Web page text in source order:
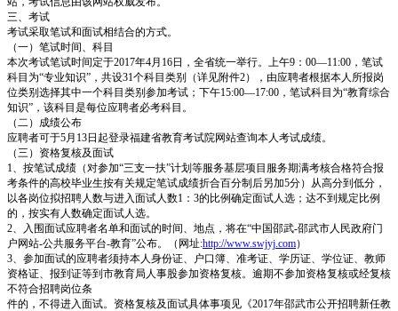
三、考试
考试采取笔试和面试相结合的方式。
（一）笔试时间、科目
本次考试笔试时间定于2017年4月16日，全省统一举行。上午9：00—11:00，笔试
科目为“专业知识”，共设31个科目类别（详见附件2），由应聘者根据本人所报岗
位类别选择其中一个科目类别参加考试；下午15:00—17:00，笔试科目为“教育综合
知识”，该科目是每位应聘者必考科目。
（二）成绩公布
应聘者可于5月13日起登录福建省教育考试院网站查询本人考试成绩。
（三）资格复核及面试
1、按笔试成绩（对参加“三支一扶”计划等服务基层项目服务期满考核合格符合报
考条件的高校毕业生按有关规定笔试成绩折合百分制后另加5分）从高分到低分，
以各岗位拟招聘人数与进入面试人数1：3的比例确定面试人选；达不到规定比例
的，按实有人数确定面试人选。
2、入围面试应聘者名单和面试的时间、地点，将在“中国邵武-邵武市人民政府门
户网站-公共服务平台-教育”公布。（网址:http://www.swjyj.com）
3、参加面试的应聘者须持本人身份证、户口簿、准考证、学历证、学位证、教师
资格证、报到证等到市教育局人事股参加资格复核。逾期不参加资格复核或经复核
不符合招聘岗位条
件的，不得进入面试。资格复核及面试具体事项见《2017年邵武市公开招聘新任教